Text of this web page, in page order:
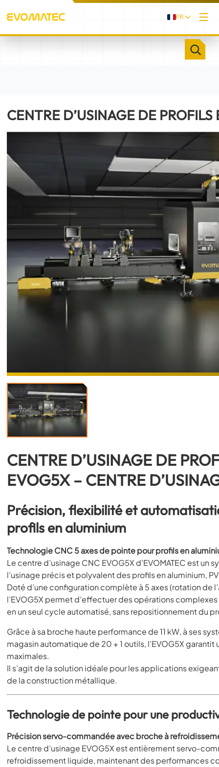
FR
CENTRE D’USINAGE DE
CENTRE D’USINAGE DE
EVOG5X – CENTRE
Précision, flexibilité et
profils en aluminium
Technologie CNC 5 axes de pointe pour profils en
Le centre d’usinage CNC EVOG5X d’EVOMATEC est
l’usinage précis et polyvalent des profils en aluminium,
Doté d’une configuration complète à 5 axes (rotation de
l’EVOG5X permet d’effectuer des opérations
en un seul cycle automatisé, sans repositionnement du
Grâce à sa broche haute performance de 11 kW, à ses
magasin automatique de 20 + 1 outils, l’EVOG5X
maximales.
Il s’agit de la solution idéale pour les applications
de la construction métallique.
Technologie de pointe pour une
Précision servo-commandée avec broche à
Le centre d’usinage EVOG5X est entièrement servo-
refroidissement liquide, maintenant des performances